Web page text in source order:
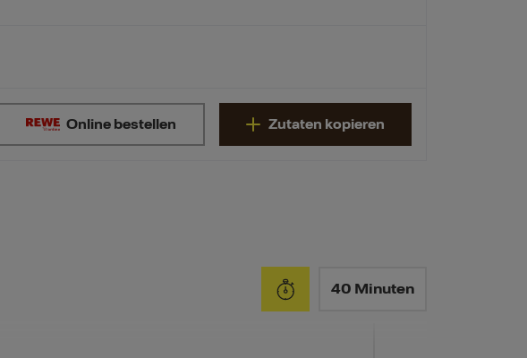
Online bestellen Zutaten kopieren
40 Minuten